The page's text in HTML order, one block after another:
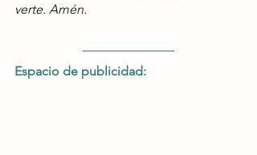
verte. Amén.
Espacio de publicidad: